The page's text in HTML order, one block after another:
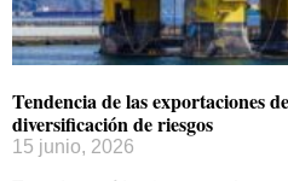
Tendencia de las exportaciones
diversificación de riesgos
15 junio, 2026